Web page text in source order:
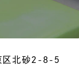
区北砂2-8-5